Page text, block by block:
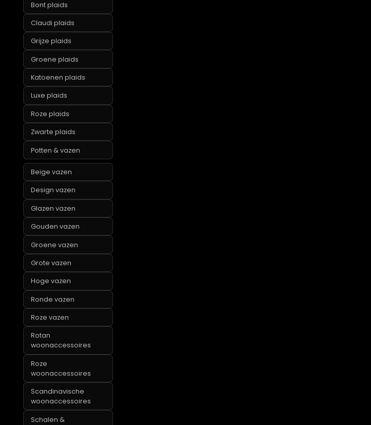
paasservies
Panterprint
woonaccessoires
Plaids
Beige plaids
Bont plaids
Claudi plaids
Grijze plaids
Groene plaids
Katoenen plaids
Luxe plaids
Roze plaids
Zwarte plaids
Potten & vazen
Beige vazen
Glazen vazen
Gouden vazen
Groene vazen
Grote vazen